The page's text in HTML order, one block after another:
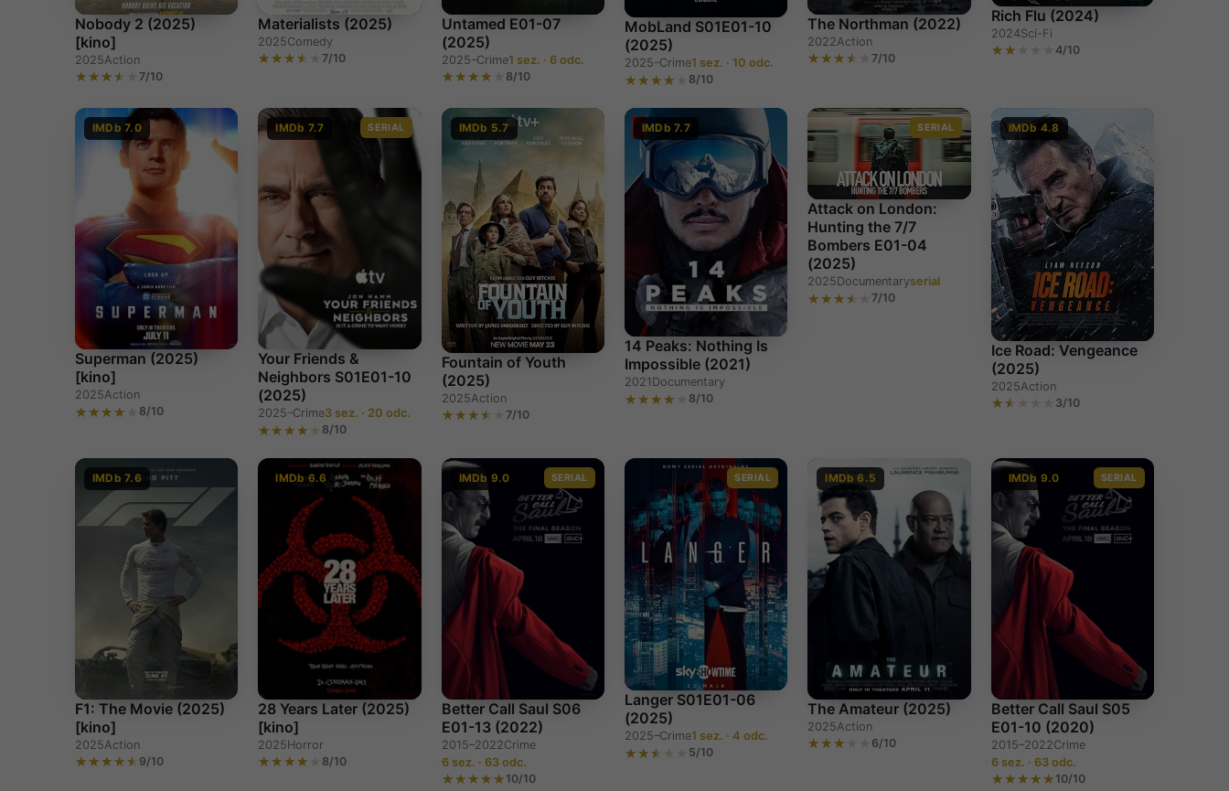
Nobody 2 (2025)
[kino]
2025Action
7/10
Materialists (2025)
2025Comedy
7/10
Untamed E01-07
(2025)
2025–Crime1 sez. · 6 odc.
8/10
MobLand S01E01-10
(2025)
2025–Crime1 sez. · 10 odc.
8/10
The Northman (2022)
2022Action
7/10
Rich Flu (2024)
2024Sci-Fi
4/10
IMDb 7.0
Superman (2025)
[kino]
2025Action
8/10
IMDb 7.7 SERIAL
Your Friends &
Neighbors S01E01-10
(2025)
2025–Crime3 sez. · 20 odc.
8/10
IMDb 5.7
Fountain of Youth
(2025)
2025Action
7/10
IMDb 7.7
14 Peaks: Nothing Is
Impossible (2021)
2021 Documentary
8/10
SERIAL
Attack on London:
Hunting the 7/7
Bombers E01-04
(2025)
2025Documentaryserial
7/10
IMDb 4.8
Ice Road: Vengeance
(2025)
2025Action
3/10
IMDb 7.6
F1: The Movie (2025)
[kino]
2025Action
9/10
IMDb 6.6
28 Years Later (2025)
[kino]
2025Horror
8/10
IMDb 9.0 SERIAL
Better Call Saul S06
E01-13 (2022)
2015–2022Crime
6 sez. · 63 odc.
10/10
SERIAL
Langer S01E01-06
(2025)
2025–Crime1 sez. · 4 odc.
5/10
IMDb 6.5
The Amateur (2025)
2025Action
6/10
IMDb 9.0 SERIAL
Better Call Saul S05
E01-10 (2020)
2015–2022Crime
6 sez. · 63 odc.
10/10